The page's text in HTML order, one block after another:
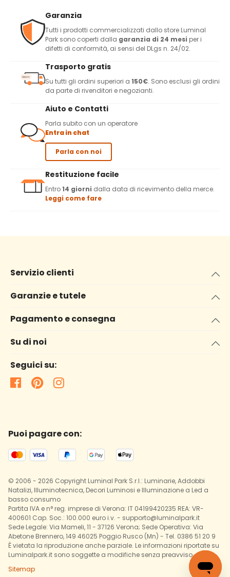
Garanzia
Tutti i prodotti commercializzati dallo store Luminal
Park sono coperti dalla garanzia di 24 mesi per i
difetti di conformità, ai sensi del DLgs n. 24/02.
Trasporto gratis
Su tutti gli ordini superiori a 150€. Sono esclusi gli ordini
da parte di rivenditori e negozianti.
Aiuto e Contatti
Parla subito con un operatore
Entra in chat
Parla con noi
Restituzione facile
Entro14 giorni dalla data di ricevimento della merce.
Leggi come fare
Servizio clienti
Garanzie e tutele
Pagamento e consegna
Su di noi
Seguici su:
Puoi pagare con:
© 2006 - 2026 Copyright Luminal Park S.r.l.: Luminarie, Addobbi
Natalizi, Illuminotecnica, Decori Luminosi e Illuminazione a Led a
basso consumo
Partita IVA e n° reg. imprese di Verona: IT 04199420235 REA: VR-
400601 Cap. Soc.: 100.000 euro i.v. - supporto@luminalpark.it
Sede Legale: Via Mameli, 11 - 37126 Verona; Sede Operativa: Via
Abetone Brennero, 149 46025 Poggio Rusco (Mn) - Tel. 0386 51 20 9
È vietata la riproduzione anche parziale. Le informazioni riportate su
Luminalpark.it sono soggette a modifiche senza preavviso.
Sitemap